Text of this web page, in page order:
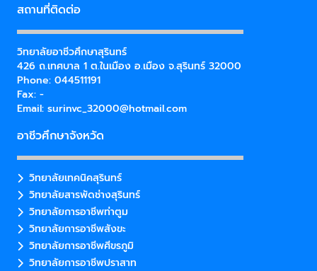
สถานที่ติดต่อ
วิทยาลัยอาชีวศึกษาสุรินทร์
426 ถ.เทศบาล 1 ต.ในเมือง อ.เมือง จ.สุรินทร์ 32000
Phone: 044511191
Fax: -
Email: surinvc_32000@hotmail.com
อาชีวศึกษาจังหวัด
วิทยาลัยเทคนิคสุรินทร์
วิทยาลัยสารพัดช่างสุรินทร์
วิทยาลัยการอาชีพท่าตูม
วิทยาลัยการอาชีพสังขะ
วิทยาลัยการอาชีพศีขรภูมิ
วิทยาลัยการอาชีพปราสาท